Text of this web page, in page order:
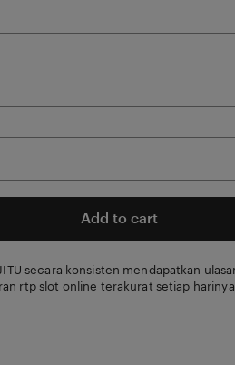
Add to cart
secara konsisten mendapatkan
rtp slot online terakurat setiap